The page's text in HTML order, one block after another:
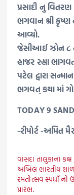
પ્રસાદી નુ વિતરણ
ભગવાન શ્રી કૃષ્ણ
આવ્યો.
જેસીઆઈ ઝોન ૮
હાજર રહ્યા
પટેલ દ્વારા
ભગવત્ કથા માં
TODAY 9
-રીપોર્ટ -અમિત
વાંસદા તાલુકાના
અખિલ ભારતીય
રમતોત્સવ સ્પધૉ નો
પ્રારંભ.